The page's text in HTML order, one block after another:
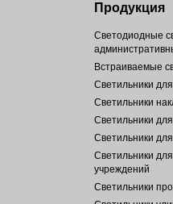
Продукция
Светодиодные
Встраиваемые
Светильники
Светильники
Светильники
Светильники
Светильники
учреждений
Светильники